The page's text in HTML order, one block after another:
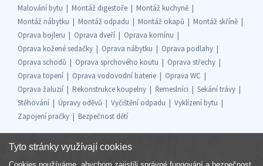
Malování bytu
Montáž digestoře
Montáž kuchyně
Montáž nábytku
Montáž odpadu Montáž okapů
Montáž skříně
Oprava bojleru
Oprava dveří
Oprava komínu
Oprava kožené sedačky
Oprava nábytku
Oprava podlahy
Oprava schodů
Oprava sprchového koutu
Oprava střechy
Oprava topení
Oprava vodovodní baterie
Oprava WC
Oprava žaluzií
Rekonstrukce koupelny Řemeslníci
Sekání trávy
Stěhování
Úpravy oděvů Vyčištění odpadu
Vyklízení bytu
Zapojení pračky
Bezpečnost dětí
Tyto stránky využívají cookies